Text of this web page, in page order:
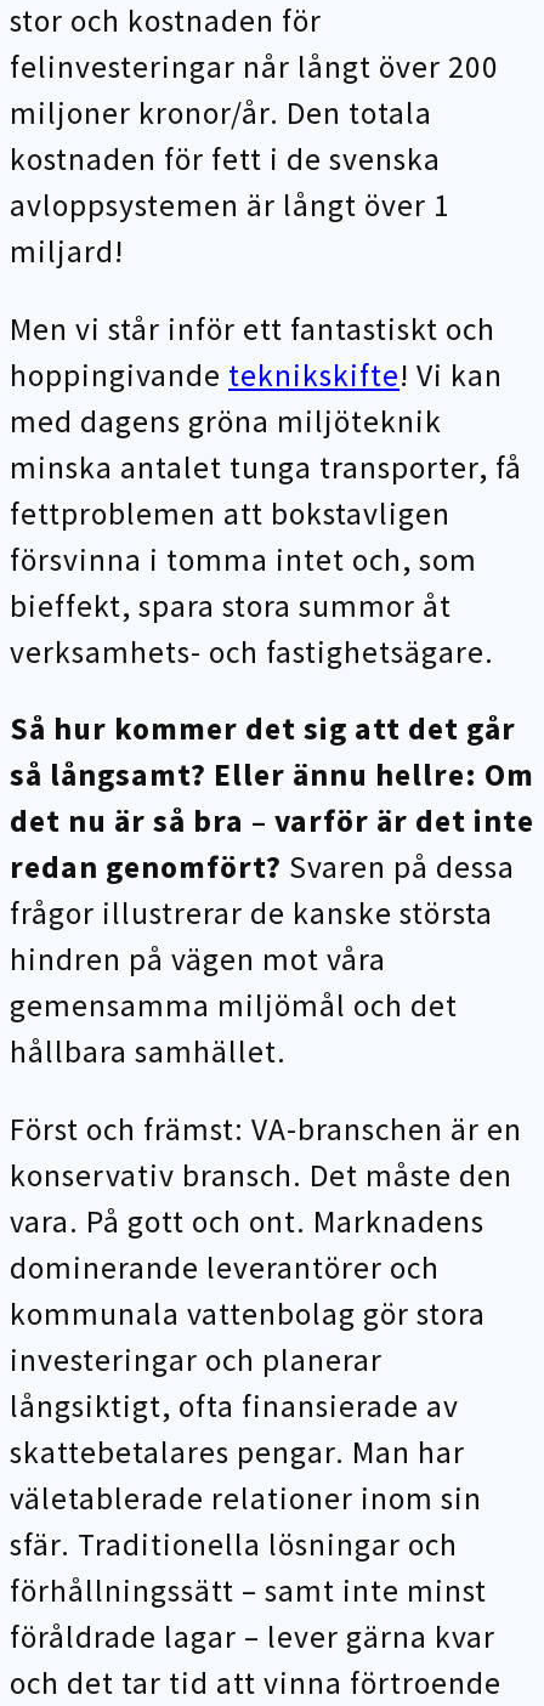
stor och kostnaden för
felinvesteringar når långt över 200
miljoner kronor/år. Den totala
kostnaden för fett i de svenska
avloppsystemen är långt över 1
miljard!
Men vi står inför ett fantastiskt och
hoppingivande teknikskifte! Vi kan
med dagens gröna miljöteknik
minska antalet tunga transporter, få
fettproblemen att bokstavligen
försvinna i tomma intet och, som
bieffekt, spara stora summor åt
verksamhets- och fastighetsägare.
Så hur kommer det sig att det går
så långsamt? Eller ännu hellre: Om
det nu är så bra – varför är det inte
redan genomfört? Svaren på dessa
frågor illustrerar de kanske största
hindren på vägen mot våra
gemensamma miljömål och det
hållbara samhället.
Först och främst: VA-branschen är en
konservativ bransch. Det måste den
vara. På gott och ont. Marknadens
dominerande leverantörer och
kommunala vattenbolag gör stora
investeringar och planerar
långsiktigt, ofta finansierade av
skattebetalares pengar. Man har
väletablerade relationer inom sin
sfär. Traditionella lösningar och
förhållningssätt – samt inte minst
föråldrade lagar – lever gärna kvar
och det tar tid att vinna förtroende